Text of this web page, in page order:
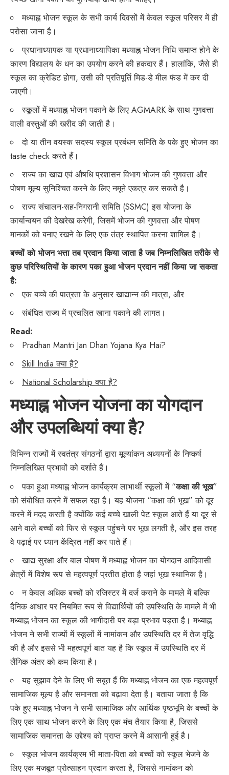
मध्याह्न भोजन स्कूल के सभी कार्य दिवसों में केवल स्कूल परिसर में ही
परोसा जाना है।
प्रधानाध्यापक या प्रधानाध्यापिका मध्याह्न भोजन निधि समाप्त होने के
कारण विद्यालय के धन का उपयोग करने की हकदार हैं। हालांकि, जैसे ही
स्कूल का क्रेडिट होगा, उसी की प्रतिपूर्ति मिड-डे मील फंड में कर दी
जाएगी।
स्कूलों में मध्याह्न भोजन पकाने के लिए AGMARK के साथ गुणवत्ता
वाली वस्तुओं की खरीद की जाती है।
दो या तीन वयस्क सदस्य स्कूल प्रबंधन समिति के पके हुए भोजन का
taste check करते हैं।
राज्य का खाद्य एवं औषधि प्रशासन विभाग भोजन की गुणवत्ता और
पोषण मूल्य सुनिश्चित करने के लिए नमूने एकत्र कर सकते है।
राज्य संचालन-सह-निगरानी समिति (SSMC) इस योजना के
कार्यान्वयन की देखरेख करेगी, जिसमें भोजन की गुणवत्ता और पोषण
मानकों को बनाए रखने के लिए एक तंत्र स्थापित करना शामिल है।
बच्चों को भोजन भत्ता तब प्रदान किया जाता है जब निम्नलिखित तरीके से
कुछ परिस्थितियों के कारण पका हुआ भोजन प्रदान नहीं किया जा सकता
है:
एक बच्चे की पात्रता के अनुसार खाद्यान्न की मात्रा, और
संबंधित राज्य में प्रचलित खाना पकाने की लागत।
Read:
Pradhan Mantri Jan Dhan Yojana Kya Hai?
Skill India क्या है?
National Scholarship क्या है?
मध्याह्न भोजन योजना का योगदान
और उपलब्धियां क्या है?
विभिन्न राज्यों में स्वतंत्र संगठनों द्वारा मूल्यांकन अध्ययनों के निष्कर्ष
निम्नलिखित प्रभावों को दर्शाते हैं।
पका हुआ मध्याह्न भोजन कार्यक्रम लाभार्थी स्कूलों में “कक्षा की भूख”
को संबोधित करने में सफल रहा है। यह योजना “कक्षा की भूख” को दूर
करने में मदद करती है क्योंकि कई बच्चे खाली पेट स्कूल आते हैं या दूर से
आने वाले बच्चों को फिर से स्कूल पहुंचने पर भूख लगती है, और इस तरह
वे पढ़ाई पर ध्यान केंद्रित नहीं कर पाते हैं।
खाद्य सुरक्षा और बाल पोषण में मध्याह्न भोजन का योगदान आदिवासी
क्षेत्रों में विशेष रूप से महत्वपूर्ण प्रतीत होता है जहां भूख स्थानिक है।
न केवल अधिक बच्चों को रजिस्टर में दर्ज कराने के मामले में बल्कि
दैनिक आधार पर नियमित रूप से विद्यार्थियों की उपस्थिति के मामले में भी
मध्याह्न भोजन का स्कूल की भागीदारी पर बड़ा प्रभाव पड़ता है। मध्याह्न
भोजन ने सभी राज्यों में स्कूलों में नामांकन और उपस्थिति दर में तेज वृद्धि
की है और इससे भी महत्वपूर्ण बात यह है कि स्कूल में उपस्थिति दर में
लैंगिक अंतर को कम किया है।
यह सुझाव देने के लिए भी सबूत हैं कि मध्याह्न भोजन का एक महत्वपूर्ण
सामाजिक मूल्य है और समानता को बढ़ावा देता है। बताया जाता है कि
पके हुए मध्याह्न भोजन ने सभी सामाजिक और आर्थिक पृष्ठभूमि के बच्चों के
लिए एक साथ भोजन करने के लिए एक मंच तैयार किया है, जिससे
सामाजिक समानता के उद्देश्य को प्राप्त करने में आसानी हुई है।
स्कूल भोजन कार्यक्रम भी माता-पिता को बच्चों को स्कूल भेजने के
लिए एक मजबूत प्रोत्साहन प्रदान करता है, जिससे नामांकन को